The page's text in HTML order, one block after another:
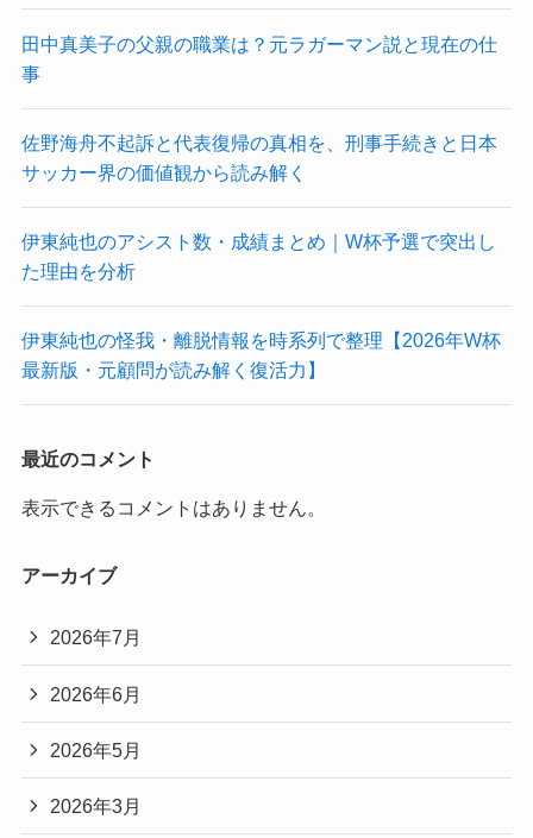
田中真美子の父親の職業は？元ラガーマン説と現在の仕
事
佐野海舟不起訴と代表復帰の真相を、刑事手続きと日本
サッカー界の価値観から読み解く
伊東純也のアシスト数・成績まとめ｜W杯予選で突出し
た理由を分析
伊東純也の怪我・離脱情報を時系列で整理【2026年W杯
最新版・元顧問が読み解く復活力】
最近のコメント
表示できるコメントはありません。
アーカイブ
2026年7月
2026年6月
2026年5月
2026年3月